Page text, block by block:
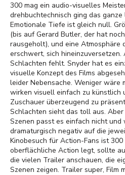
300 mag ein audio-visuelles
drehbuchtechnisch ging das ganze
Emotionale Tiefe ist gleich null.
(bis auf Gerard Butler, der hat
rausgeholt), und eine Atmosphäre
erschwert, sich hineinzuversetzen.
Schlachten fehlt. Snyder hat es
visuelle Konzept des Films
leider Nebensache. Weniger wäre
wirken visuell einfach zu künstlich
Zuschauer überzeugend zu
Schlachten sieht das toll aus.
Szenen passt es einfach nicht und
dramaturgisch negativ auf die
Kinobesuch für Action-Fans ist
oberflächliche Action legt, sollte
die vielen Trailer anschauen, die
Szenen zeigen. Trailer super, Film